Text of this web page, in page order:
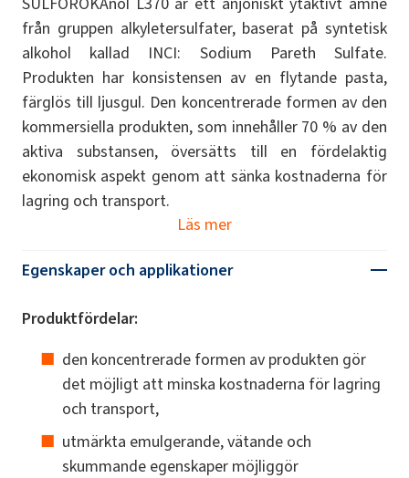
från gruppen alkyletersulfater, baserat på syntetisk
alkohol kallad INCI: Sodium Pareth Sulfate.
Produkten har konsistensen av en flytande pasta,
färglös till ljusgul. Den koncentrerade formen av den
kommersiella produkten, som innehåller 70 % av den
aktiva substansen, översätts till en fördelaktig
ekonomisk aspekt genom att sänka kostnaderna för
lagring och transport.
Läs mer
Egenskaper och applikationer
Produktfördelar:
den koncentrerade formen av produkten gör
det möjligt att minska kostnaderna för lagring
och transport,
utmärkta emulgerande, vätande och
skummande egenskaper möjliggör